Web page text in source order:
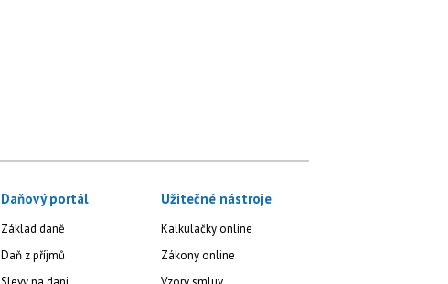
Daňový portál
Základ daně
Daň z příjmů
Užitečné nástroje
Kalkulačky online
Zákony online